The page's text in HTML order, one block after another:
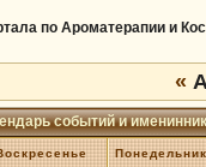
по Ароматерапии и
«
событий и
Понедельник